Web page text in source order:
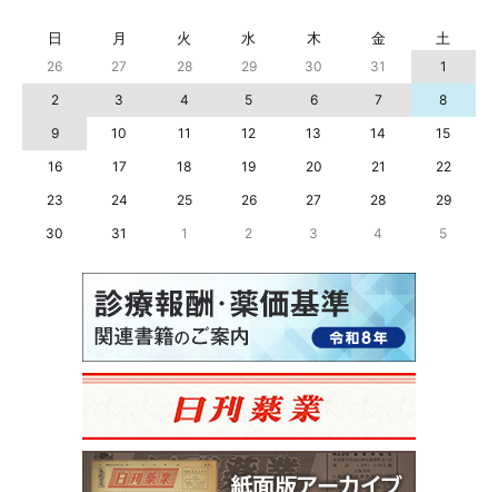
日 月 火 水 木 金 土
26 27 28 29 30 31
1
2
3 4 5 6 7
8
9
10 11 12 13 14
15
16
17 18 19 20 21
22
23
24 25 26 27 28
29
30
31 1 2 3 4 5